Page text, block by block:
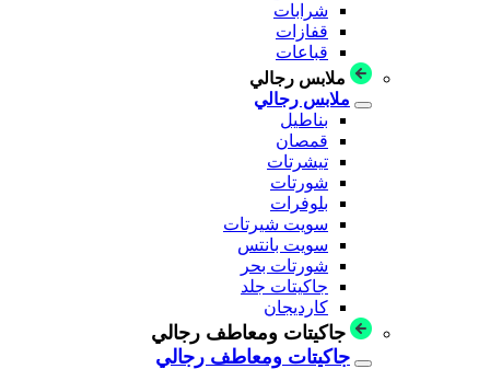
شرابات
قفازات
قباعات
ملابس رجالي
ملابس رجالي
بناطيل
قمصان
تيشرتات
شورتات
بلوفرات
سويت شيرتات
سويت بانتس
شورتات بحر
جاكيتات جلد
كارديجان
جاكيتات ومعاطف رجالي
جاكيتات ومعاطف رجالي